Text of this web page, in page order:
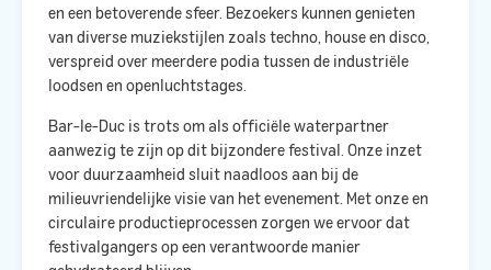
en een betoverende sfeer. Bezoekers kunnen genieten
van diverse muziekstijlen zoals techno, house en disco,
verspreid over meerdere podia tussen de industriële
loodsen en openluchtstages. ​
Bar-le-Duc is trots om als officiële waterpartner
aanwezig te zijn op dit bijzondere festival. Onze inzet
voor duurzaamheid sluit naadloos aan bij de
milieuvriendelijke visie van het evenement. Met onze en
circulaire productieprocessen zorgen we ervoor dat
festivalgangers op een verantwoorde manier